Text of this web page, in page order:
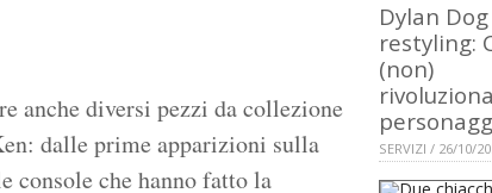
anche diversi pezzi da collezione
dalle prime apparizioni sulla
console che hanno fatto la
Dylan
restyling:
(non)
SERVIZI / 26/10/